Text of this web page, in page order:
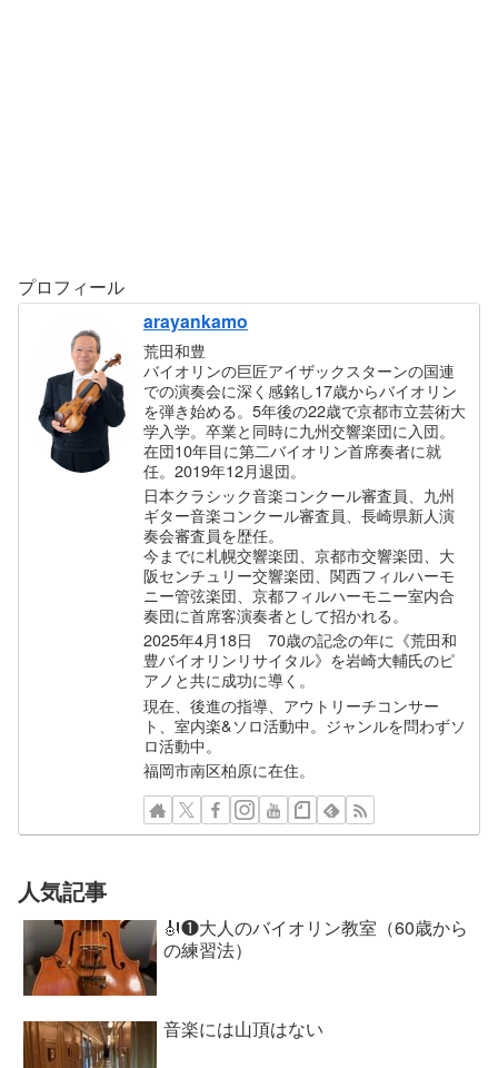
プロフィール
arayankamo
荒田和豊
バイオリンの巨匠アイザックスターンの国連
での演奏会に深く感銘し17歳からバイオリン
を弾き始める。5年後の22歳で京都市立芸術大
学入学。卒業と同時に九州交響楽団に入団。
在団10年目に第二バイオリン首席奏者に就
任。2019年12月退団。
日本クラシック音楽コンクール審査員、九州
ギター音楽コンクール審査員、長崎県新人演
奏会審査員を歴任。
今までに札幌交響楽団、京都市交響楽団、大
阪センチュリー交響楽団、関西フィルハーモ
ニー管弦楽団、京都フィルハーモニー室内合
奏団に首席客演奏者として招かれる。
2025年4月18日 70歳の記念の年に《荒田和
豊バイオリンリサイタル》を岩崎大輔氏のピ
アノと共に成功に導く。
現在、後進の指導、アウトリーチコンサー
ト、室内楽&ソロ活動中。ジャンルを問わずソ
ロ活動中。
福岡市南区柏原に在住。
人気記事
🎻❶大人のバイオリン教室（60歳から
の練習法）
音楽には山頂はない